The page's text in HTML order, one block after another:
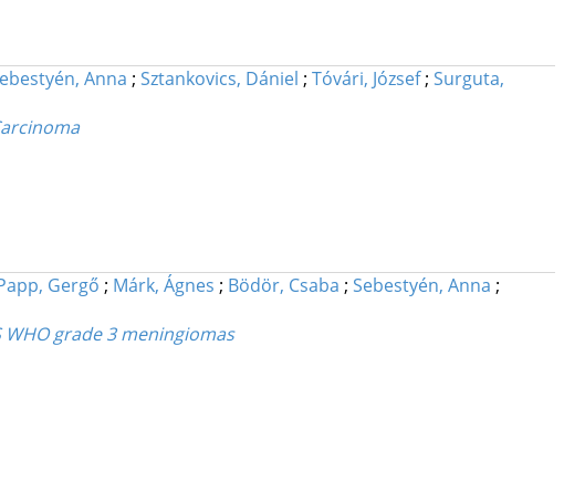
Anna ; Sztankovics, Dániel ; Tóvári, József ; Surguta,
Gergő ; Márk, Ágnes ; Bödör, Csaba ; Sebestyén, Anna ;
grade 3 meningiomas